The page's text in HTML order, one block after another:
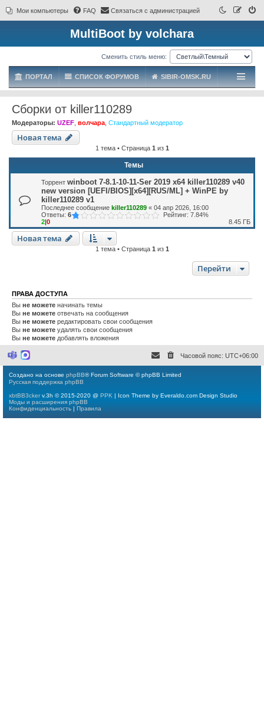
Мои компьютеры FAQ Связаться с администрацией
MultiBoot by volchara
Сменить стиль меню:
ПОРТАЛ СПИСОК ФОРУМОВ SIBIR-OMSK.RU
Сборки от killer110289
Модераторы: UZEF волчара Стандартный модератор
Новая тема
1 тема • Страница 1 из 1
Темы
Торрент winboot 7-8.1-10-11-Ser 2019 x64 killer110289 v40
new version [UEFI/BIOS][x64][RUS/ML] + WinPE by
killer110289 v1
Последнее сообщение killer110289 « 04 апр 2026, 16:00
Ответы: 6
2|0
Рейтинг: 7.84%
8.45 ГБ
Новая тема
1 тема • Страница 1 из 1
Перейти
ПРАВА ДОСТУПА
Вы не можете начинать темы
Вы не можете отвечать на сообщения
Вы не можете редактировать свои сообщения
Вы не можете удалять свои сообщения
Вы не можете добавлять вложения
M
r
o
o
f
t
M
Часовой пояс: UTC+06:00
Создано на основе phpBB® Forum Software © phpBB Limited
Русская поддержка phpBB
xbtBB3ckerv.3h © 2015-2020 @ PPK | Icon Theme by Everaldo.com Design Studio
Моды и расширения phpBB
Конфиденциальность | Правила